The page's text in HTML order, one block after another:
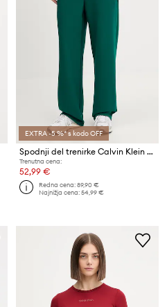
EXTRA -5 %* s kodo OFF
Spodnji del trenirke Calvin Klein Performance
Trenutna cena:
52,99 €
Redna cena:89,90 €
Najnižja cena:54,99 €